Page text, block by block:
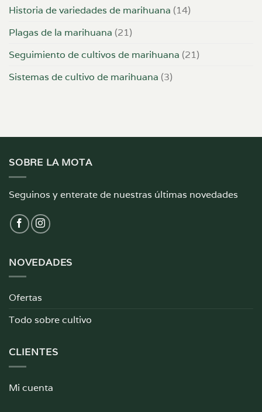
Historia de variedades de marihuana (14)
Plagas de la marihuana (21)
Seguimiento de cultivos de marihuana (21)
Sistemas de cultivo de marihuana (3)
SOBRE LA MOTA
Seguinos y enterate de nuestras últimas novedades
NOVEDADES
Ofertas
Todo sobre cultivo
CLIENTES
Mi cuenta